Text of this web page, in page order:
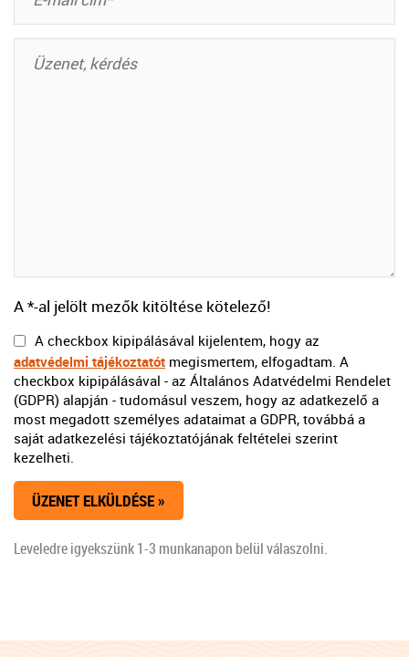
A *-al jelölt mezők kitöltése kötelező!
A checkbox kipipálásával kijelentem, hogy az
adatvédelmi tájékoztatót megismertem, elfogadtam. A
checkbox kipipálásával - az Általános Adatvédelmi Rendelet
(GDPR) alapján - tudomásul veszem, hogy az adatkezelő a
most megadott személyes adataimat a GDPR, továbbá a
saját adatkezelési tájékoztatójának feltételei szerint
kezelheti.
Leveledre igyekszünk 1-3 munkanapon belül válaszolni.